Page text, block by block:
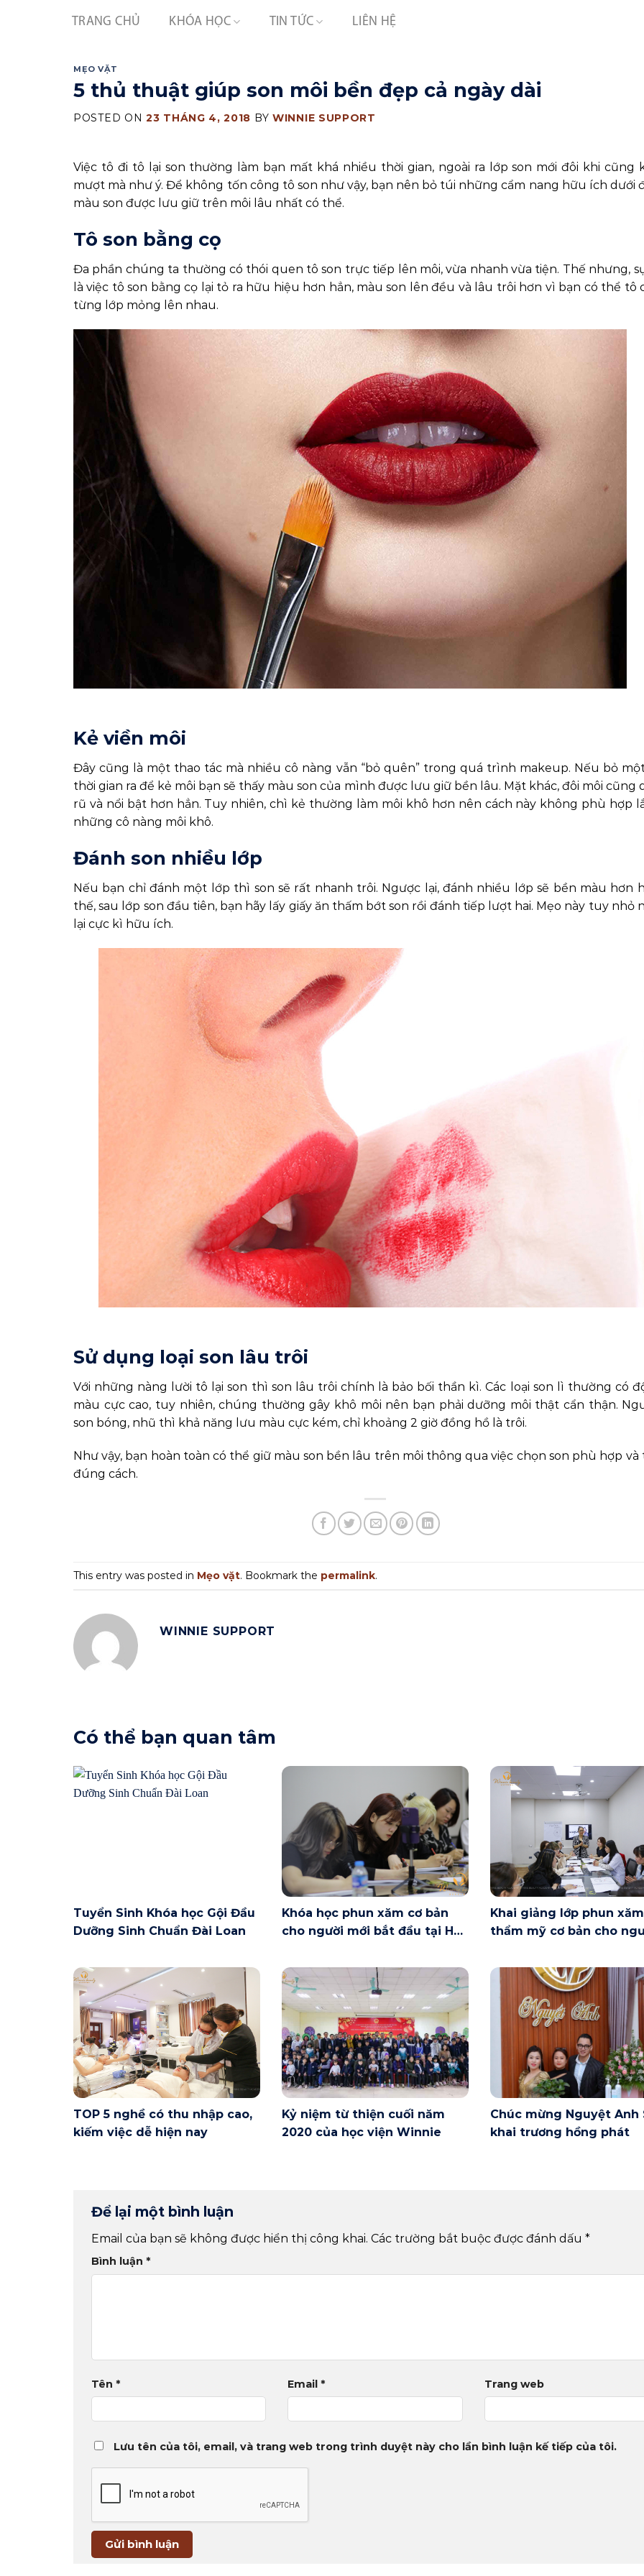
TRANG CHỦ KHÓA HỌC TIN TỨC LIÊN HỆ
MẸO VẶT
5 thủ thuật giúp son môi bền đẹp cả ngày dài
POSTED ON 23 THÁNG 4, 2018 BYWINNIE SUPPORT
Việc tô đi tô lại son thường làm bạn mất khá nhiều thời gian, ngoài ra lớp son mới đôi khi cũng
mượt mà như ý. Để không tốn công tô son như vậy, bạn nên bỏ túi những cẩm nang hữu ích dưới
màu son được lưu giữ trên môi lâu nhất có thể.
Tô son bằng cọ
Đa phần chúng ta thường có thói quen tô son trực tiếp lên môi, vừa nhanh vừa tiện. Thế nhưng,
là việc tô son bằng cọ lại tỏ ra hữu hiệu hơn hẳn, màu son lên đều và lâu trôi hơn vì bạn có thể tô
từng lớp mỏng lên nhau.
Kẻ viền môi
Đây cũng là một thao tác mà nhiều cô nàng vẫn “bỏ quên” trong quá trình makeup. Nếu bỏ
thời gian ra để kẻ môi bạn sẽ thấy màu son của mình được lưu giữ bền lâu. Mặt khác, đôi môi cũng
rũ và nổi bật hơn hẳn. Tuy nhiên, chì kẻ thường làm môi khô hơn nên cách này không phù hợp
những cô nàng môi khô.
Đánh son nhiều lớp
Nếu bạn chỉ đánh một lớp thì son sẽ rất nhanh trôi. Ngược lại, đánh nhiều lớp sẽ bền màu hơn
thế, sau lớp son đầu tiên, bạn hãy lấy giấy ăn thấm bớt son rồi đánh tiếp lượt hai. Mẹo này tuy nhỏ
lại cực kì hữu ích.
Sử dụng loại son lâu trôi
Với những nàng lười tô lại son thì son lâu trôi chính là bảo bối thần kì. Các loại son lì thường có
màu cực cao, tuy nhiên, chúng thường gây khô môi nên bạn phải dưỡng môi thật cẩn thận.
son bóng, nhũ thì khả năng lưu màu cực kém, chỉ khoảng 2 giờ đồng hồ là trôi.
Như vậy, bạn hoàn toàn có thể giữ màu son bền lâu trên môi thông qua việc chọn son phù hợp và
đúng cách.
This entry was posted in Mẹo vặt. Bookmark the permalink.
WINNIE SUPPORT
Có thể bạn quan tâm
Tuyển Sinh Khóa học Gội Đầu
Dưỡng Sinh Chuẩn Đài Loan
Khóa học phun xăm cơ bản
cho người mới bắt đầu tại Hà
Khai giảng lớp phun xăm
thẩm mỹ cơ bản cho
TOP 5 nghề có thu nhập cao,
kiếm việc dễ hiện nay
Kỷ niệm từ thiện cuối năm
2020 của học viện Winnie
Chúc mừng Nguyệt Anh
khai trương hồng phát
Để lại một bình luận
Email của bạn sẽ không được hiển thị công khai. Các trường bắt buộc được đánh dấu *
Bình luận *
Tên * Email* Trang web
Lưu tên của tôi, email, và trang web trong trình duyệt này cho lần bình luận kế tiếp của tôi.